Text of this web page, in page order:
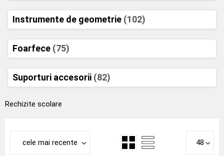
Instrumente de geometrie (102)
Foarfece (75)
Suporturi accesorii (82)
Rechizite scolare
cele mai recente 48